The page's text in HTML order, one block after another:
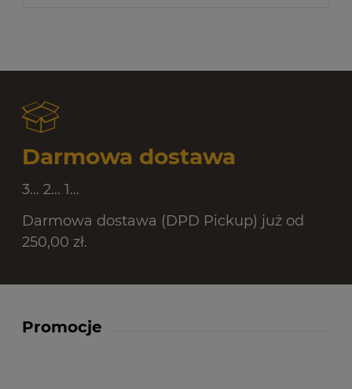
Darmowa dostawa
3... 2... 1...
Darmowa dostawa (DPD Pickup) już od
250,00 zł.
Promocje